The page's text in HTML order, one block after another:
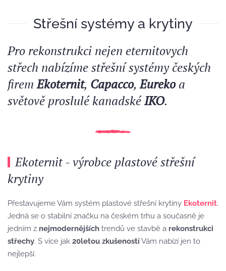
Střešní systémy a krytiny
Pro rekonstrukci nejen eternitovych
střech nabízíme střešní systémy českých
firemEkoternit, Capacco,Eurekoa
světově proslulé kanadskéIKO.
Ekoternit - výrobce plastové střešní
krytiny
Přestavujeme Vám systém plastové střešní krytiny Ekoternit.
Jedná se o stabilní značku na českém trhu a současně je
jedním z nejmodernějších trendů ve stavbě a rekonstrukci
střechy. S více jak 20letou zkušenostíVám nabízí jen to
nejlepší.